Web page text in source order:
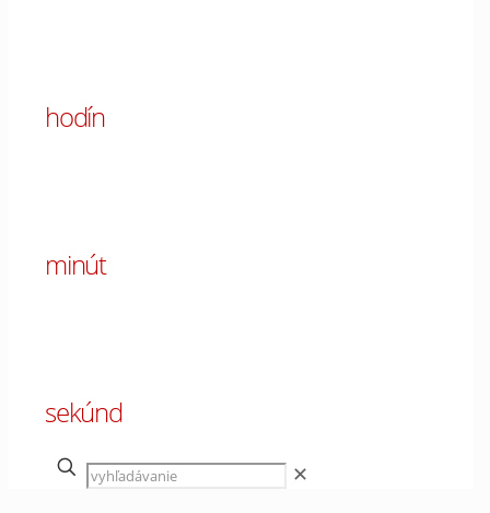
hodín
minút
sekúnd
✕